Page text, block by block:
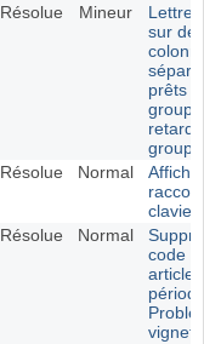
Résolue Mineur
Lettre
sur
prêts
groupe
Résolue Normal
clavier
Résolue Normal
code